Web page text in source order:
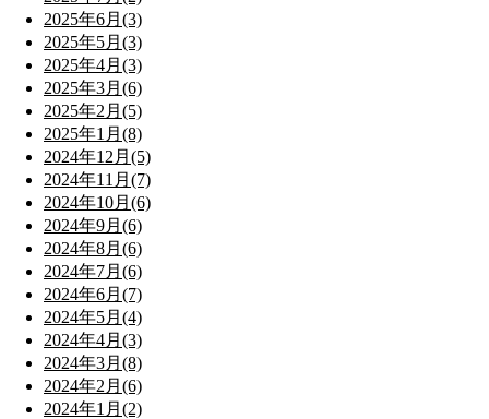
2025年6月(3)
2025年5月(3)
2025年4月(3)
2025年3月(6)
2025年2月(5)
2025年1月(8)
2024年12月(5)
2024年11月(7)
2024年10月(6)
2024年9月(6)
2024年8月(6)
2024年7月(6)
2024年6月(7)
2024年5月(4)
2024年4月(3)
2024年3月(8)
2024年2月(6)
2024年1月(2)